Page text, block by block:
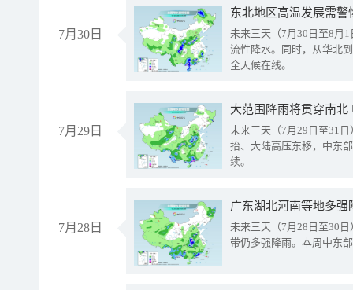
7月30日
东北地区高温发展需
未来三天（7月30日至8月
流性降水。同时，从华北
全天候在线。
7月29日
大范围降雨将贯穿南
未来三天（7月29日至31
抬、大陆高压东移，中东
续。
7月28日
广东湖北河南等地多
未来三天（7月28日至30
带仍多强降雨。本周中东